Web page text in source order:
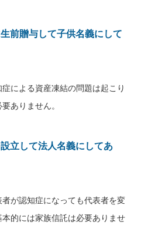
贈与して子供名義にして
による資産凍結の問題は起こり
ありません。
して法人名義にしてあ
が認知症になっても代表者を変
的には家族信託は必要ありませ